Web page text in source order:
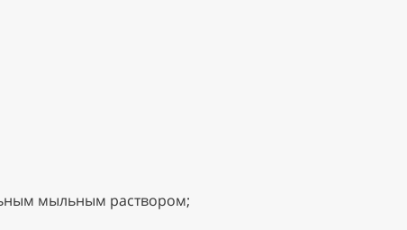
мыльным раствором;